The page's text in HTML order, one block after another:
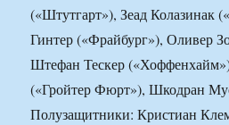
(«Штутгарт»), Зеад Колазинак
Гинтер («Фрайбург»), Оливер
Штефан Тескер
(«Гройтер Фюрт»), Шкодран
Полузащитники: Кристиан